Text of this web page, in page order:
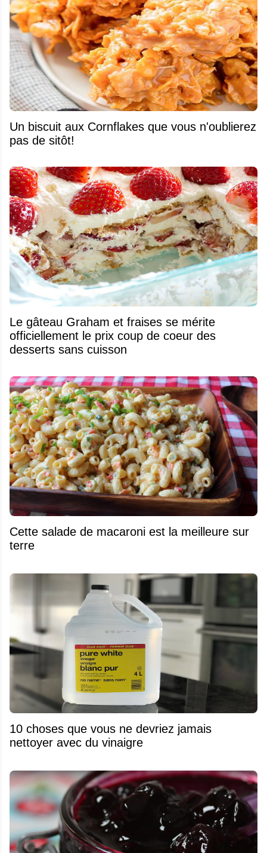
Un biscuit aux Cornflakes que vous n'oublierez
pas de sitôt!
Le gâteau Graham et fraises se mérite
officiellement le prix coup de coeur des
desserts sans cuisson
Cette salade de macaroni est la meilleure sur
terre
10 choses que vous ne devriez jamais
nettoyer avec du vinaigre